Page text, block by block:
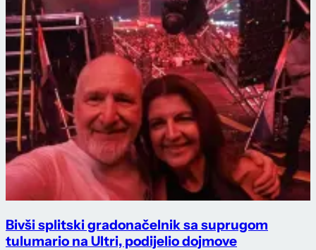
Bivši splitski gradonačelnik sa suprugom
tulumario na Ultri, podijelio dojmove